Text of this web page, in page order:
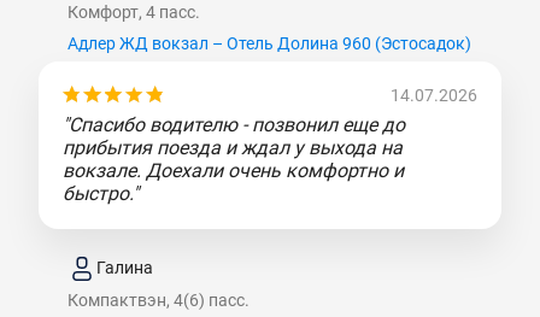
Комфорт, 4 пасс.
Адлер ЖД вокзал – Отель Долина 960 (Эcтocaдoк)
14.07.2026
"Спасибо водителю - позвонил еще до
прибытия поезда и ждал у выхода на
вокзале. Доехали очень комфортно и
быстро."
Галина
Компактвэн, 4(6) пасс.